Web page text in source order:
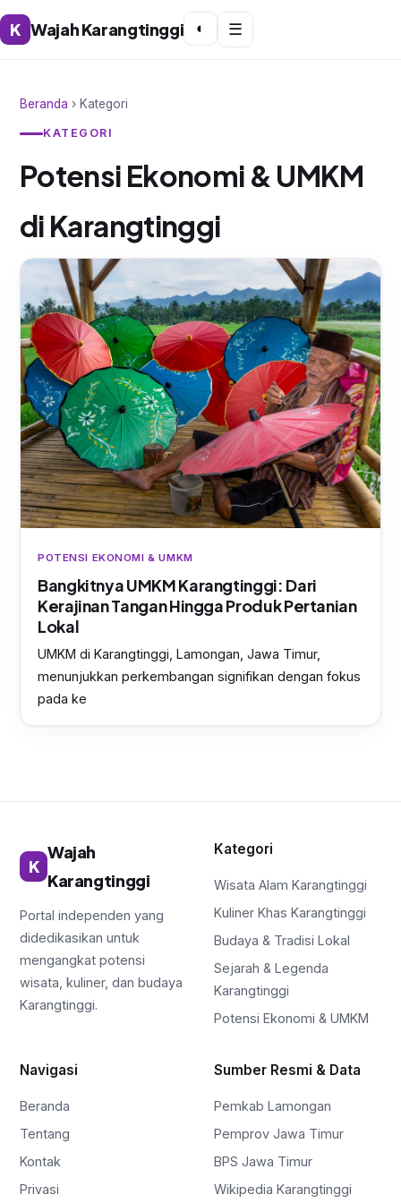
K Wajah Karangtinggi ◐ ☰
Beranda › Kategori
KATEGORI
Potensi Ekonomi & UMKM
di Karangtinggi
POTENSI EKONOMI & UMKM
Bangkitnya UMKM Karangtinggi: Dari
Kerajinan Tangan Hingga Produk Pertanian
Lokal
UMKM di Karangtinggi, Lamongan, Jawa Timur,
menunjukkan perkembangan signifikan dengan fokus
pada ke
K
Wajah
Karangtinggi
Portal independen yang
didedikasikan untuk
mengangkat potensi
wisata, kuliner, dan budaya
Karangtinggi.
Kategori
Wisata Alam Karangtinggi
Kuliner Khas Karangtinggi
Budaya & Tradisi Lokal
Sejarah & Legenda
Karangtinggi
Potensi Ekonomi & UMKM
Navigasi
Beranda
Tentang
Kontak
Privasi
Sumber Resmi & Data
Pemkab Lamongan
Pemprov Jawa Timur
BPS Jawa Timur
Wikipedia Karangtinggi